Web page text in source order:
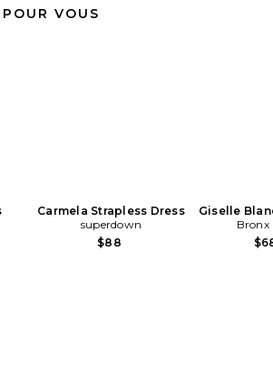
VOUS
Carmela Strapless Dress
superdown
$88
Giselle
Bronx